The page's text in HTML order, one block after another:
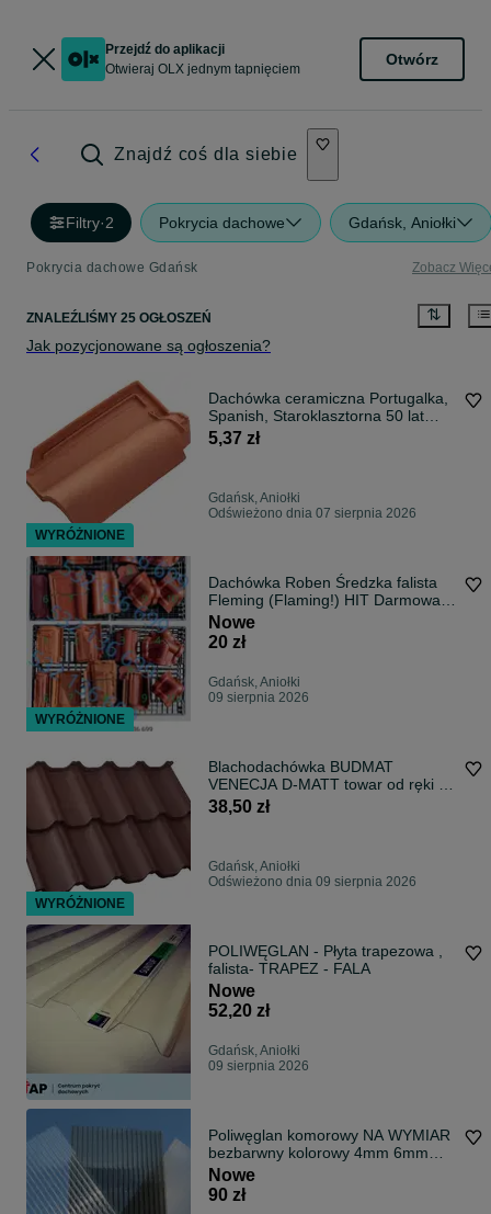
Przejdź do aplikacji
Otwieraj OLX jednym tapnięciem
Otwórz
Znajdź coś dla siebie
Filtry·2 Pokrycia dachowe Gdańsk, Aniołki
Pokrycia dachowe Gdańsk Zobacz
ZNALEŹLIŚMY 25 OGŁOSZEŃ
Jak pozycjonowane są ogłoszenia?
Dachówka ceramiczna Portugalka,
Spanish, Staroklasztorna 50 lat
gwarancji. 69,81 zł/m2.
5,37 zł
Gdańsk, Aniołki
Odświeżono dnia 07 sierpnia 2026
Dachówka Roben Średzka falista
Fleming (Flaming!) HIT Darmowa
dostawa!
Nowe
20 zł
Gdańsk, Aniołki
09 sierpnia 2026
Blachodachówka BUDMAT
VENECJA D-MATT towar od ręki -
CAŁA POLSKA
38,50 zł
Gdańsk, Aniołki
Odświeżono dnia 09 sierpnia 2026
POLIWĘGLAN - Płyta trapezowa ,
falista- TRAPEZ - FALA
Nowe
52,20 zł
Gdańsk, Aniołki
09 sierpnia 2026
Poliwęglan komorowy NA WYMIAR
bezbarwny kolorowy 4mm 6mm
8mm 10 16 20
Nowe
90 zł
WYRÓŻNIONE
WYRÓŻNIONE
WYRÓŻNIONE